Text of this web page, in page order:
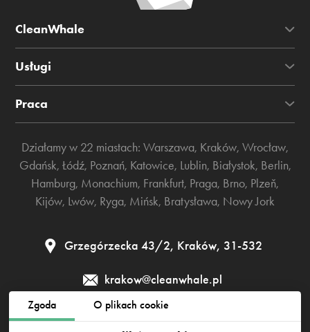
Zgoda O plikach cookie
CleanWhale
Usługi
Praca
Działamy w 22 miastach: Warszawa, Kraków, Wrocław,
Gdańsk, Łódź, Poznań, Katowice, Lublin, Białystok, Berlin,
Hamburg, Monachium, Frankfurt, Praga, Brno, Plzeň,
Kijów, Lwów, Ryga, Mińsk, Bratysława, Nowy Jork
Grzegórzecka 43/2, Kraków, 31-532
krakow@cleanwhale.pl